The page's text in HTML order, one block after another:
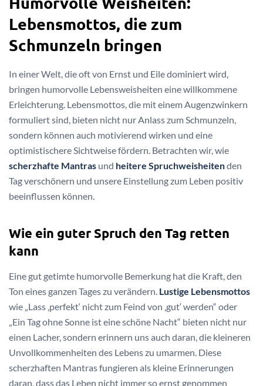
Lebensmottos, die zum
Schmunzeln bringen
In einer Welt, die oft von Ernst und Eile dominiert wird,
bringen humorvolle Lebensweisheiten eine willkommene
Erleichterung. Lebensmottos, die mit einem Augenzwinkern
formuliert sind, bieten nicht nur Anlass zum Schmunzeln,
sondern können auch motivierend wirken und eine
optimistischere Sichtweise fördern. Betrachten wir, wie
scherzhafte Mantras und heitere Spruchweisheitenden
Tag verschönern und unsere Einstellung zum Leben positiv
beeinflussen können.
Wie ein guter Spruch den Tag retten
kann
Eine gut getimte humorvolle Bemerkung hat die Kraft, den
Ton eines ganzen Tages zu verändern. Lustige Lebensmottos
wie „Lass ‚perfekt‘ nicht zum Feind von ‚gut‘ werden“ oder
„Ein Tag ohne Sonne ist eine schöne Nacht“ bieten nicht nur
einen Lacher, sondern erinnern uns auch daran, die kleineren
Unvollkommenheiten des Lebens zu umarmen. Diese
scherzhaften Mantras fungieren als kleine Erinnerungen
daran, dass das Leben nicht immer so ernst genommen